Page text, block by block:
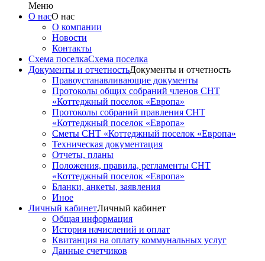
Меню
О насО нас
О компании
Новости
Контакты
Схема поселкаСхема поселка
Документы и отчетностьДокументы и отчетность
Правоустанавливающие документы
Протоколы общих собраний членов СНТ
«Коттеджный поселок «Европа»
Протоколы собраний правления СНТ
«Коттеджный поселок «Европа»
Сметы СНТ «Коттеджный поселок «Европа»
Техническая документация
Отчеты, планы
Положения, правила, регламенты СНТ
«Коттеджный поселок «Европа»
Бланки, анкеты, заявления
Иное
Личный кабинетЛичный кабинет
Общая информация
История начислений и оплат
Квитанция на оплату коммунальных услуг
Данные счетчиков